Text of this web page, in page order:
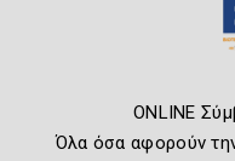
ONLINE
Όλα όσα αφορούν